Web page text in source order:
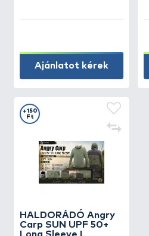
Ajánlatot kérek
HALDORÁDÓ Angry
Carp SUN UPF 50+
+150
Ft